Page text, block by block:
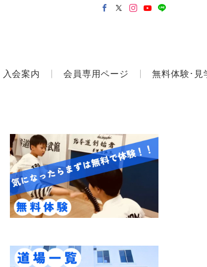
入会案内 会員専用ページ 無料体験･見